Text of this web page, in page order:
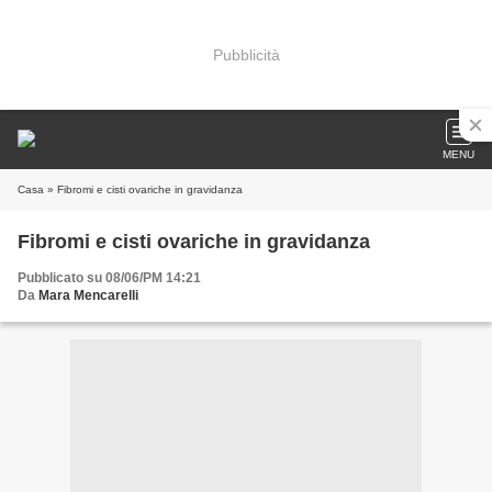
Pubblicità
MENU
Casa » Fibromi e cisti ovariche in gravidanza
Fibromi e cisti ovariche in gravidanza
Pubblicato su 08/06/PM 14:21
Da Mara Mencarelli